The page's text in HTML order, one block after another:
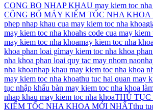
CONG BO NHAP KHAU may kiem toc nha
CÔNG BỐ MÁY KIỂM TỐC NHA
phep nhap khau cua may kiem toc nha khoa
may kiem toc nha khoahs code cua may kiem
may kiem toc nha khoamay kiem toc nha khoa
khoa phan loai gìmay kiem toc nha khoa
nha khoa phan loai quy tac may nhom nao
nha khoanhap khau may kiem toc nha khoa
may kiem toc nha khoathu tuc hai quan may
tục nhập khẩu bàn may kiem toc nha khoa
nhap khau may kiem toc nha khoaTHỦ
KIỂM TỐC NHA KHOA MỚI NHẤTthu